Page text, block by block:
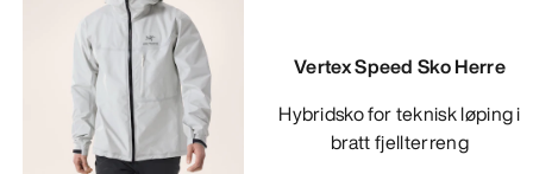
Vertex Speed Sko Herre
Hybridsko for teknisk løping i
bratt fjellterreng